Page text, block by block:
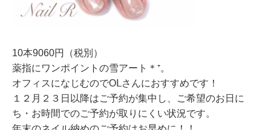
10本9060円（税別）
薬指にワンポイントの雪アート＊⁺。
オフィスになじむのでOⅬさんにおすすめです！
１２月２３日以降はご予約が集中し、ご希望のお日に
ち・お時間でのご予約が取りにくい状況です。